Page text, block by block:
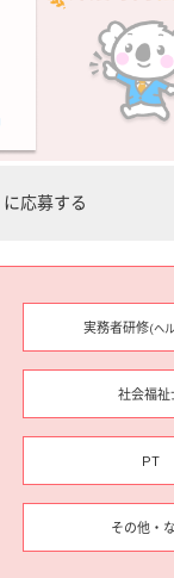
に応募する
実務者研修(ヘ
社会福祉
PT
その他・